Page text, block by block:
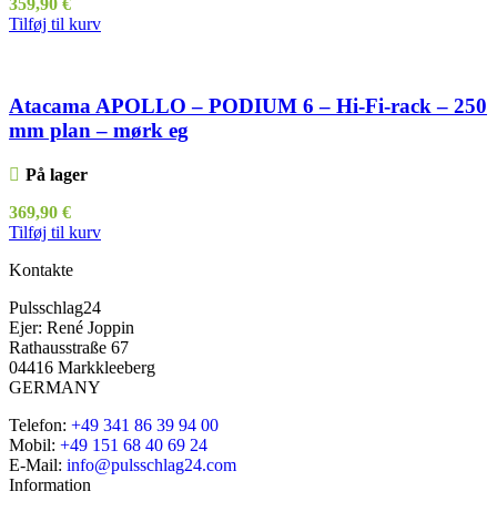
Tilføj til kurv
Atacama APOLLO – PODIUM 6 – Hi-Fi-rack – 250
mm plan – mørk eg
På lager
369,90 €
Tilføj til kurv
Kontakte
Pulsschlag24
Ejer: René Joppin
Rathausstraße 67
04416 Markkleeberg
GERMANY
Telefon: +49 341 86 39 94 00
Mobil: +49 151 68 40 69 24
E-Mail: info@pulsschlag24.com
Information